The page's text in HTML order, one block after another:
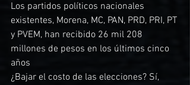
Los partidos políticos nacionales
existentes, Morena, MC, PAN, PRD, PRI, PT
y PVEM, han recibido 26 mil 208
millones de pesos en los últimos cinco
años
¿Bajar el costo de las elecciones? Sí,